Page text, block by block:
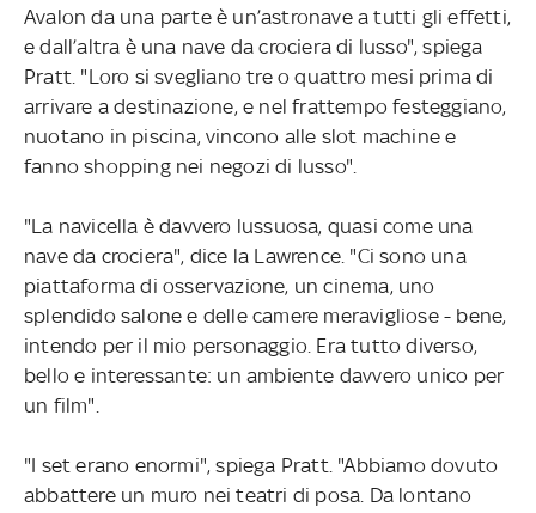
Avalon da una parte è un’astronave a tutti gli effetti,
e dall’altra è una nave da crociera di lusso", spiega
Pratt. "Loro si svegliano tre o quattro mesi prima di
arrivare a destinazione, e nel frattempo festeggiano,
nuotano in piscina, vincono alle slot machine e
fanno shopping nei negozi di lusso".
"La navicella è davvero lussuosa, quasi come una
nave da crociera", dice la Lawrence. "Ci sono una
piattaforma di osservazione, un cinema, uno
splendido salone e delle camere meravigliose - bene,
intendo per il mio personaggio. Era tutto diverso,
bello e interessante: un ambiente davvero unico per
un film".
"I set erano enormi", spiega Pratt. "Abbiamo dovuto
abbattere un muro nei teatri di posa. Da lontano